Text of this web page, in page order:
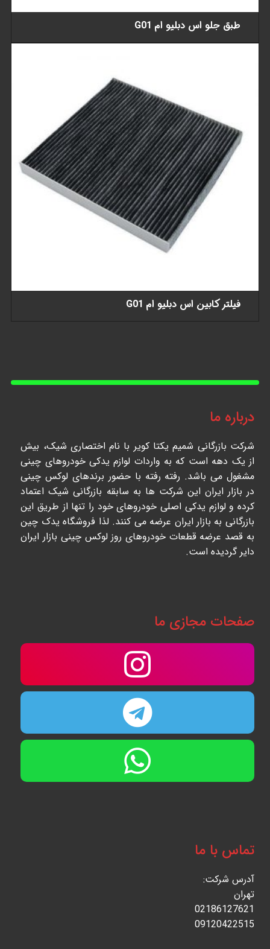
طبق جلو اس دبلیو ام G01
فیلتر کابین اس دبلیو ام G01
درباره ما
شرکت بازرگانی شمیم یکتا کویر با نام اختصاری شیک، بیش
از یک دهه است که به واردات لوازم یدکی خودروهای چینی
مشغول می باشد. رفته رفته با حضور برندهای لوکس چینی
در بازار ایران این شرکت ها به سابقه بازرگانی شیک اعتماد
کرده و لوازم یدکی اصلی خودروهای خود را تنها از طریق این
بازرگانی به بازار ایران عرضه می کنند. لذا فروشگاه یدک چین
به قصد عرضه قطعات خودروهای روز لوکس چینی بازار ایران
دایر گردیده است.
صفحات مجازی ما
تماس با ما
آدرس شرکت:
تهران
02186127621
09120422515